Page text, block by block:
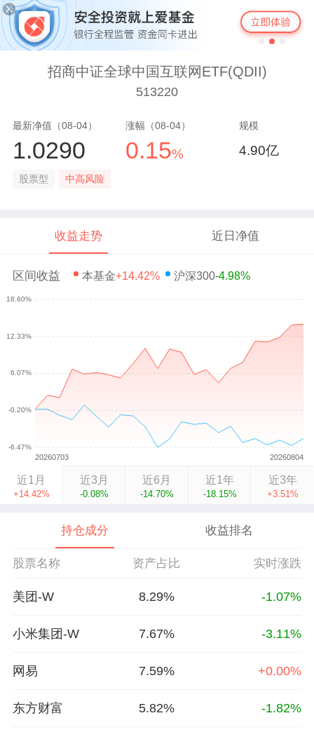
招商中证全球中国互联网ETF(QDII)
513220
最新净值（08-04）
1.0290
涨幅（08-04）
0.15%
规模
4.90亿
股票型 中高风险
收益走势 近日净值
区间收益 本基金+14.42% 沪深300-4.98%
近1月
+14.42%
近3月
-0.08%
近6月
-14.70%
近1年
-18.15%
近3年
+3.51%
持仓成分 收益排名
股票名称 资产占比 实时涨跌
美团-W 8.29% -1.07%
小米集团-W 7.67% -3.11%
网易 7.59% +0.00%
东方财富 5.82% -1.82%